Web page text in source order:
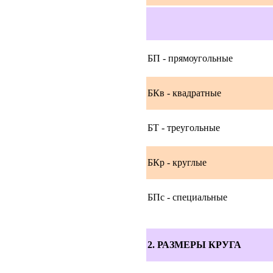
БП - прямоугольные
БКв - квадратные
БТ - треугольные
БКр - круглые
БПс - специальные
2. РАЗМЕРЫ КРУГА